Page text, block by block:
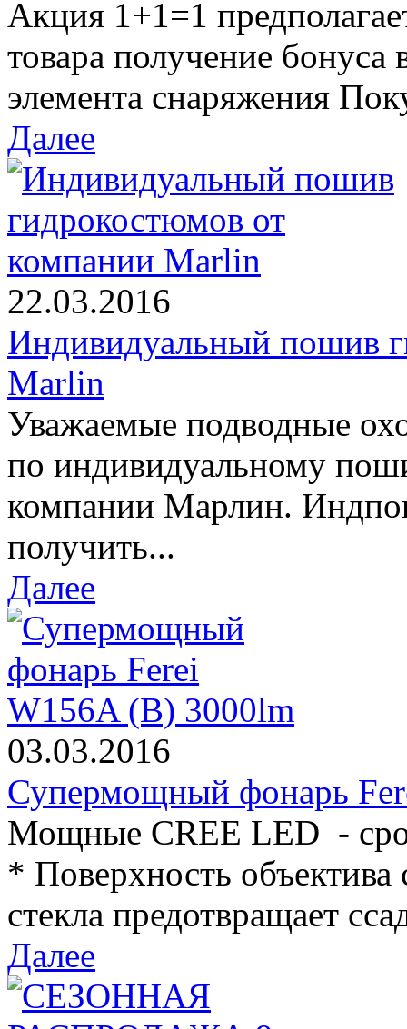
Акция 1+1=1
товара получение бонуса
элемента снаряжения
Далее
22.03.2016
Индивидуальный пошив
Marlin
Уважаемые подводные
по индивидуальному
компании Марлин.
получить...
Далее
03.03.2016
Супермощный фонарь
Мощные CREE LED -
* Поверхность
стекла предотвращает
Далее